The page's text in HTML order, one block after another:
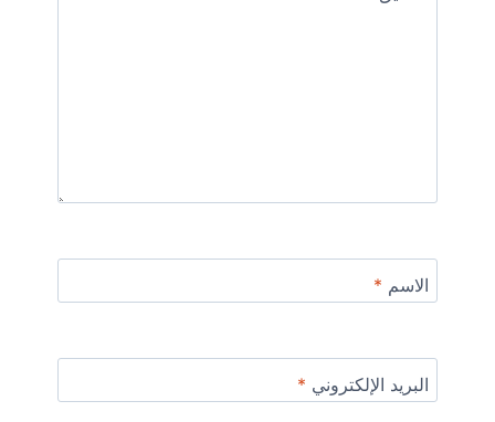
الاسم *
البريد الإلكتروني *